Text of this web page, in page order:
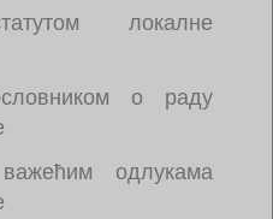
локалне
о раду
одлукама